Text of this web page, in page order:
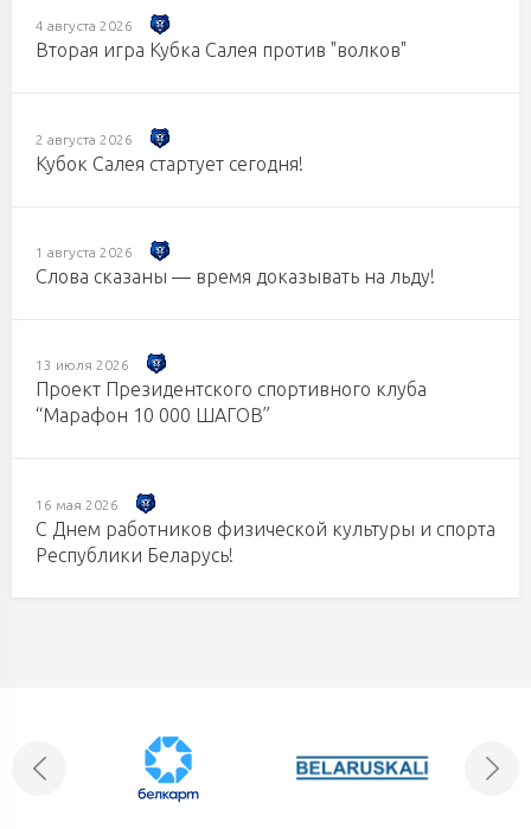
4 августа 2026
Вторая игра Кубка Салея против "волков"
2 августа 2026
Кубок Салея стартует сегодня!
1 августа 2026
Слова сказаны — время доказывать на льду!
13 июля 2026
Проект Президентского спортивного клуба
“Марафон 10 000 ШАГОВ”
16 мая 2026
С Днем работников физической культуры и спорта
Республики Беларусь!